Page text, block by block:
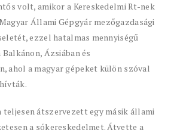
volt, amikor a Kereskedelmi Rt-nek
Állami Gépgyár mezőgazdasági
ezzel hatalmas mennyiségű
Ázsiában és
ahol a magyar gépeket külön szóval
teljesen átszervezett egy másik állami
a sókereskedelmet. Átvette a